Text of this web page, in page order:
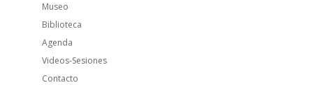
Museo
Biblioteca
Agenda
Videos-Sesiones
Contacto